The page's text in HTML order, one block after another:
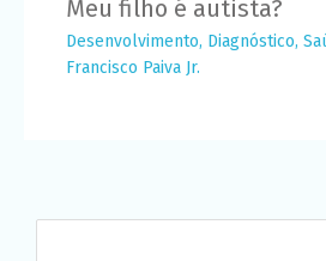
Meu filho é autista?
Desenvolvimento, Diagnóstico,
Francisco Paiva Jr.